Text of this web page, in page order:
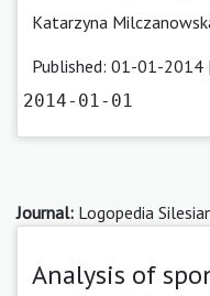
Katarzyna
Published: 01-01-2014 |
2014-01-01
Journal: Logopedia
Analysis of